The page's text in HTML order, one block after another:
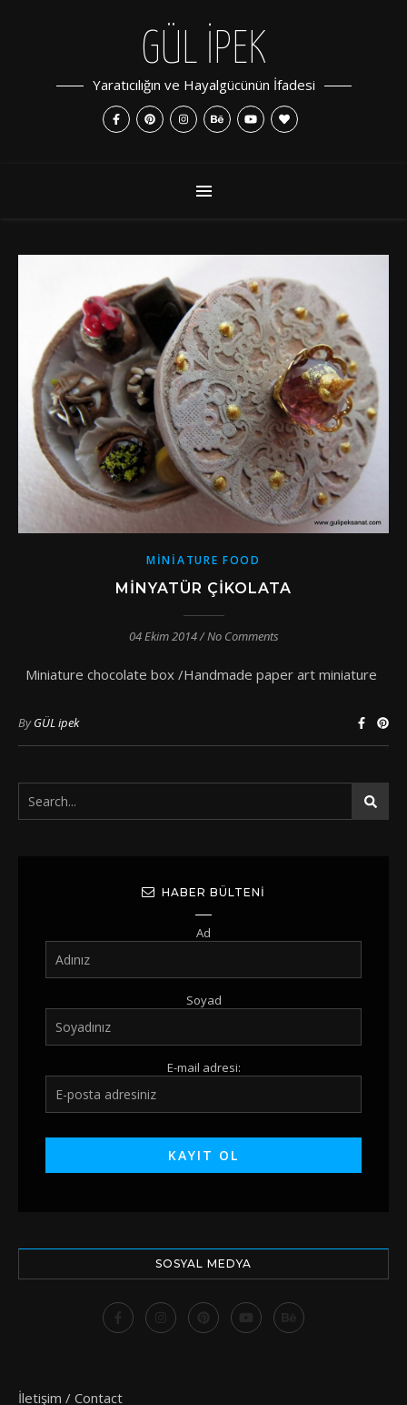
GÜL İPEK
Yaratıcılığın ve Hayalgücünün İfadesi
MINIATURE FOOD
MINYATÜR ÇIKOLATA
04 Ekim 2014/No Comments
Miniature chocolate box /Handmade paper art miniature
ByGÜL ipek
HABER BÜLTENI
Ad
Soyad
E-mail adresi:
SOSYAL MEDYA
İletişim / Contact